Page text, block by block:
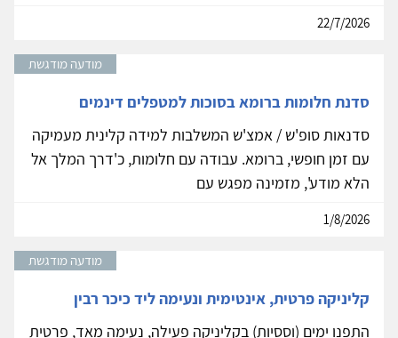
22/7/2026
מודעה מודגשת
סדנת חלומות ברומא בסוכות למטפלים דינמים
סדנאות סופ'ש / אמצ'ש המשלבות למידה קלינית מעמיקה
עם זמן חופשי, ברומא. עבודה עם חלומות, כ'דרך המלך אל
הלא מודע', מזמינה מפגש עם
1/8/2026
מודעה מודגשת
קליניקה פרטית, אינטימית ונעימה ליד כיכר רבין
התפנו ימים (וססיות) בקליניקה פעילה, נעימה מאד, פרטית